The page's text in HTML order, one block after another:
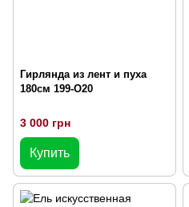
Гирлянда из лент и пуха
180см 199-O20
3 000 грн
Купить